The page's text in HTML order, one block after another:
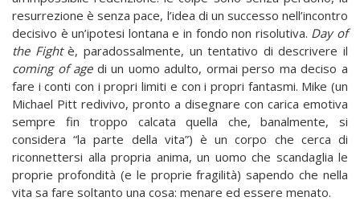
resurrezione è senza pace, l’idea di un successo nell’incontro
decisivo è un’ipotesi lontana e in fondo non risolutiva. Day of
the Fightè, paradossalmente, un tentativo di descrivere il
coming of agedi un uomo adulto, ormai perso ma deciso a
fare i conti con i propri limiti e con i propri fantasmi. Mike (un
Michael Pitt redivivo, pronto a disegnare con carica emotiva
sempre fin troppo calcata quella che, banalmente, si
considera “la parte della vita”) è un corpo che cerca di
riconnettersi alla propria anima, un uomo che scandaglia le
proprie profondità (e le proprie fragilità) sapendo che nella
vita sa fare soltanto una cosa: menare ed essere menato.